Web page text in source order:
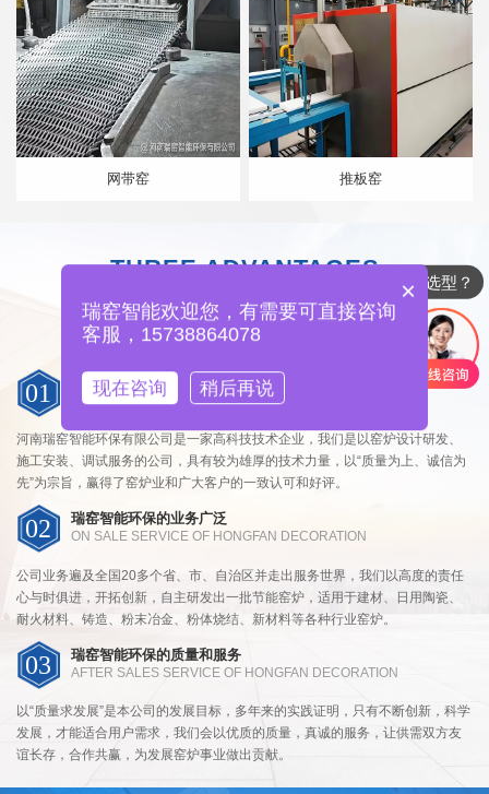
网带窑 推板窑
THREE ADVANTAGES
选择我们的3大理由
01 瑞窑智能环保的售前服务
PRE SALES SERVICE OF HONGFAN DECORATION
河南瑞窑智能环保有限公司是一家高科技技术企业，我们是以窑炉设计研发、
施工安装、调试服务的公司，具有较为雄厚的技术力量，以“质量为上、诚信为
先”为宗旨，赢得了窑炉业和广大客户的一致认可和好评。
02 瑞窑智能环保的业务广泛
ON SALE SERVICE OF HONGFAN DECORATION
公司业务遍及全国20多个省、市、自治区并走出服务世界，我们以高度的责任
心与时俱进，开拓创新，自主研发出一批节能窑炉，适用于建材、日用陶瓷、
耐火材料、铸造、粉末冶金、粉体烧结、新材料等各种行业窑炉。
03 瑞窑智能环保的质量和服务
AFTER SALES SERVICE OF HONGFAN DECORATION
以“质量求发展”是本公司的发展目标，多年来的实践证明，只有不断创新，科学
发展，才能适合用户需求，我们会以优质的质量，真诚的服务，让供需双方友
谊长存，合作共赢，为发展窑炉事业做出贡献。
如何选型？
×
瑞窑智能欢迎您，有需要可直接咨询
客服，15738864078
现在咨询 稍后再说